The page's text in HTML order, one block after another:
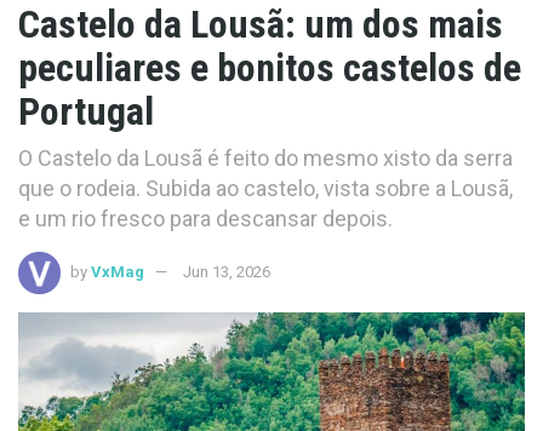
Castelo da Lousã: um dos mais
peculiares e bonitos castelos de
Portugal
O Castelo da Lousã é feito do mesmo xisto da serra
que o rodeia. Subida ao castelo, vista sobre a Lousã,
e um rio fresco para descansar depois.
by VxMag Jun 13, 2026